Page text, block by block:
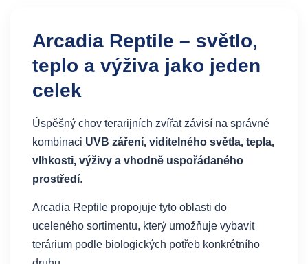
Arcadia Reptile – světlo,
teplo a výživa jako jeden
celek
Úspěšný chov terarijních zvířat závisí na správné
kombinaci UVB záření, viditelného světla, tepla,
vlhkosti, výživy a vhodně uspořádaného
prostředí.
Arcadia Reptile propojuje tyto oblasti do
uceleného sortimentu, který umožňuje vybavit
terárium podle biologických potřeb konkrétního